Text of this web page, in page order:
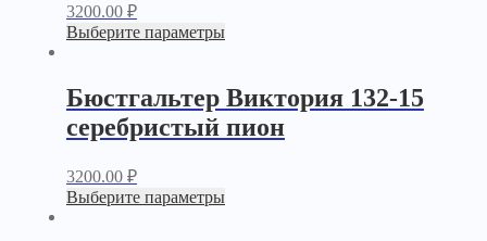
3200.00 ₽
Выберите параметры
Бюстгальтер Виктория 132-15
серебристый пион
3200.00 ₽
Выберите параметры